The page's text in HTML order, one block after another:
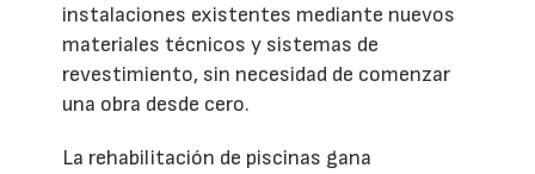
instalaciones existentes mediante nuevos
materiales técnicos y sistemas de
revestimiento, sin necesidad de comenzar
una obra desde cero.
La rehabilitación de piscinas gana